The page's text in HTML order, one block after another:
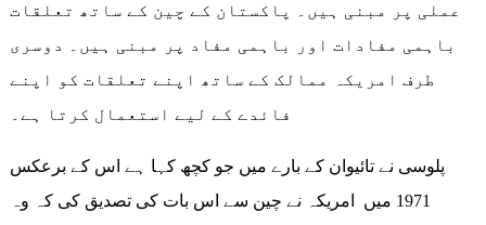
عملی پر مبنی ہیں۔ پاکستان کے چین کے ساتھ تعلقات
باہمی مفادات اور باہمی مفاد پر مبنی ہیں۔ دوسری
طرف امریکہ ممالک کے ساتھ اپنے تعلقات کو اپنے
فائدے کے لیے استعمال کرتا ہے۔
پلوسی نے تائیوان کے بارے میں جو کچھ کہا ہے اس کے برعکس
1971 میں امریکہ نے چین سے اس بات کی تصدیق کی کہ وہ